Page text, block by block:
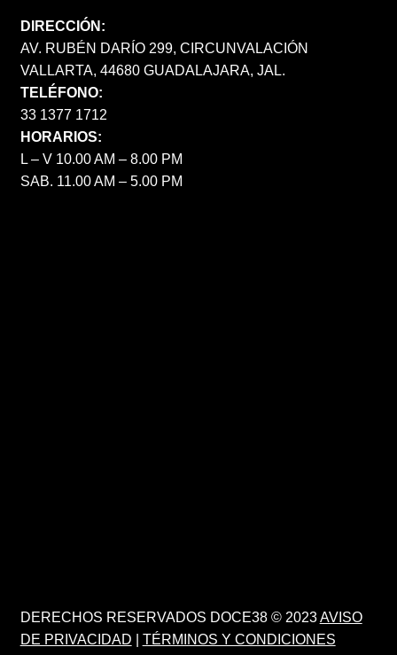
DIRECCIÓN:
AV. RUBÉN DARÍO 299, CIRCUNVALACIÓN
VALLARTA, 44680 GUADALAJARA, JAL.
TELÉFONO:
33 1377 1712
HORARIOS:
L – V 10.00 AM – 8.00 PM
SAB. 11.00 AM – 5.00 PM
DERECHOS RESERVADOS DOCE38 © 2023AVISO
DE PRIVACIDAD
TÉRMINOS Y CONDICIONES